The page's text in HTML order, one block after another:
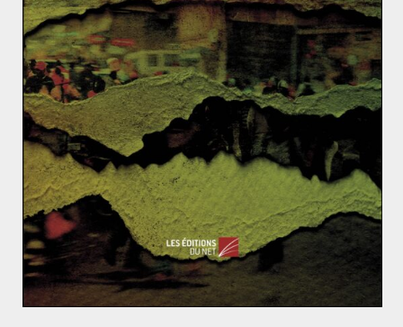
l’opensource. Les législations elles-mêmes devront être
testées, et ne devront pas non plus se faire au
détriment des droits fondamentaux.
Conclusion générale
Il est encore trop tôt pour évaluer l’impact du sommet.
Beaucoup d’incertitudes demeurent. Les divergences
nationales dans la façon d’encadrer l’IA seront difficiles
à surmonter. Mais si certaines préférences locales vont
forcément influer sur la réglementation, les enjeux en
termes de protection des droits fondamentaux
demeurent, eux, les mêmes pour tous.
La technologie nécessite-t-elle de revoir le concept de